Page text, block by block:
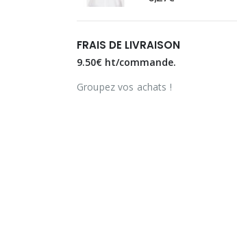
FRAIS DE LIVRAISON
9.50€ ht/commande.
Groupez vos achats !